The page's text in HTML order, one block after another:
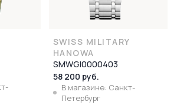
SWISS MILITARY
HANOWA
SMWGI0000403
58 200 руб.
В магазине: Санкт-
Петербург